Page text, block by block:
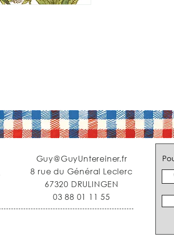
Guy@GuyUntereiner.fr
8 rue du Général Leclerc
67320 DRULINGEN
03 88 01 11 55